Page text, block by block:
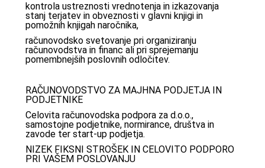
kontrola ustreznosti vrednotenja in izkazovanja
stanj terjatev in obveznosti v glavni knjigi in
pomožnih knjigah naročnika,
računovodsko svetovanje pri organiziranju
računovodstva in financ ali pri sprejemanju
pomembnejših poslovnih odločitev.
RAČUNOVODSTVO ZA MAJHNA PODJETJA IN
PODJETNIKE
Celovita računovodska podpora za d.o.o.,
samostojne podjetnike, normirance, društva in
zavode ter start-up podjetja.
NIZEK FIKSNI STROŠEK IN CELOVITO PODPORO
PRI VAŠEM POSLOVANJU